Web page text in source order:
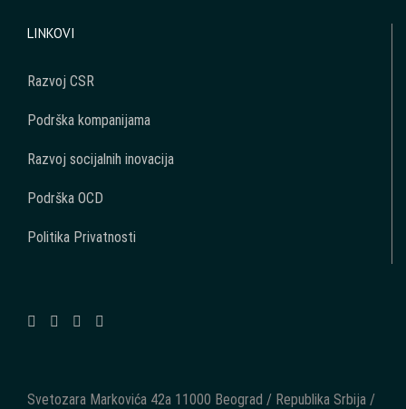
LINKOVI
Razvoj CSR
Podrška kompanijama
Razvoj socijalnih inovacija
Podrška OCD
Politika Privatnosti
Svetozara Markovića 42a 11000 Beograd / Republika Srbija /